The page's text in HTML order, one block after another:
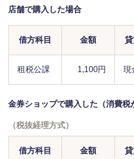
店舗で購入した場合
借方科目 金額 貸
租税公課 1,100円 現
金券ショップで購入した（消費税
（税抜経理方式）
借方科目 金額 貸